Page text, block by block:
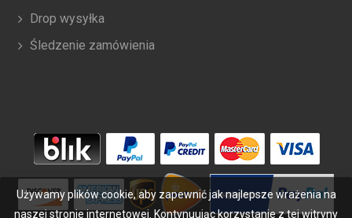
Drop wysyłka
Śledzenie zamówienia
Używamy plików cookie, aby zapewnić jak najlepsze wrażenia na
naszej stronie internetowej. Kontynuując korzystanie z tej witryny